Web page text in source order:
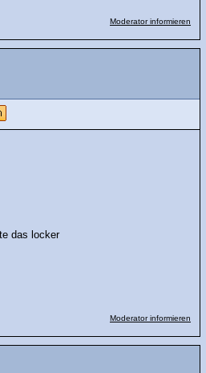
Moderator informieren
das locker
Moderator informieren